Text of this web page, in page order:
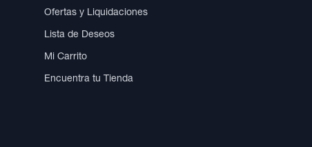
Ofertas y Liquidaciones
Lista de Deseos
Mi Carrito
Encuentra tu Tienda